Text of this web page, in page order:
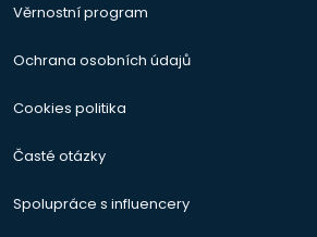
Věrnostní program
Ochrana osobních údajů
Cookies politika
Časté otázky
Spolupráce s influencery